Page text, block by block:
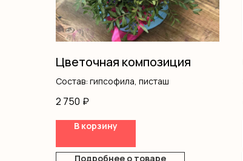
Цветочная композиция
Состав: гипсофила, писташ
2 750 ₽
В корзину
Подробнее о товаре